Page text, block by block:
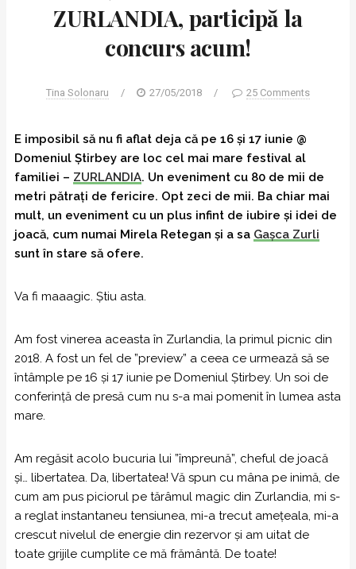
ZURLANDIA, participă la
concurs acum!
Tina Solonaru / 27/05/2018 / 25 Comments
E imposibil să nu fi aflat deja că pe 16 și 17 iunie @
Domeniul Știrbey are loc cel mai mare festival al
familiei – ZURLANDIA. Un eveniment cu 80 de mii de
metri pătraţi de fericire. Opt zeci de mii. Ba chiar mai
mult, un eveniment cu un plus infint de iubire și idei de
joacă, cum numai Mirela Retegan și a sa Gașca Zurli
sunt în stare să ofere.
Va fi maaagic. Știu asta.
Am fost vinerea aceasta în Zurlandia, la primul picnic din
2018. A fost un fel de ”preview” a ceea ce urmează să se
întâmple pe 16 și 17 iunie pe Domeniul Știrbey. Un soi de
conferință de presă cum nu s-a mai pomenit în lumea asta
mare.
Am regăsit acolo bucuria lui ”împreună”, cheful de joacă
și… libertatea. Da, libertatea! Vă spun cu mâna pe inimă, de
cum am pus piciorul pe tărâmul magic din Zurlandia, mi s-
a reglat instantaneu tensiunea, mi-a trecut amețeala, mi-a
crescut nivelul de energie din rezervor și am uitat de
toate grijile cumplite ce mă frământă. De toate!